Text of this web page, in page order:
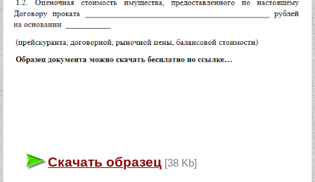
Скачать образец [38 Kb]